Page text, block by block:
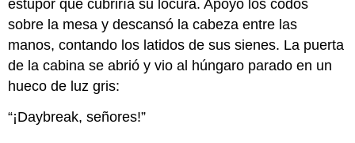
estupor que cubriría su locura. Apoyó los codos
sobre la mesa y descansó la cabeza entre las
manos, contando los latidos de sus sienes. La puerta
de la cabina se abrió y vio al húngaro parado en un
hueco de luz gris:
“¡Daybreak, señores!”